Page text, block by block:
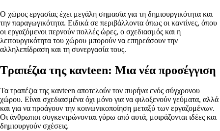
Ο χώρος εργασίας έχει μεγάλη σημασία για τη δημιουργικότητα και
την παραγωγικότητα. Ειδικά σε περιβάλλοντα όπως οι καντίνες, όπου
οι εργαζόμενοι περνούν πολλές ώρες, ο σχεδιασμός και η
λειτουργικότητα του χώρου μπορούν να επηρεάσουν την
αλληλεπίδραση και τη συνεργασία τους.
Τραπέζια της κανteen: Μια νέα προσέγγιση
Τα τραπέζια της κανteen αποτελούν τον πυρήνα ενός σύγχρονου
χώρου. Είναι σχεδιασμένα όχι μόνο για να φιλοξενούν γεύματα, αλλά
και για να προάγουν την κοινωνικοποίηση μεταξύ των εργαζομένων.
Οι άνθρωποι συγκεντρώνονται γύρω από αυτά, μοιράζονται ιδέες και
δημιουργούν σχέσεις.